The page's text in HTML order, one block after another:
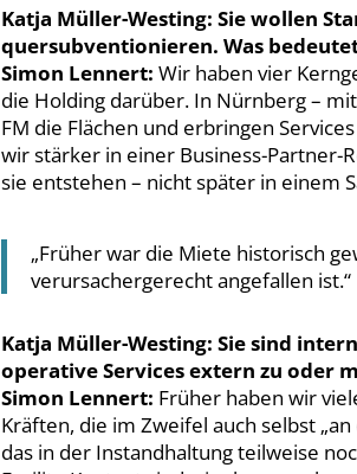
Katja Müller-Westing: Sie wollen
quersubventionieren. Was
Simon Lennert: Wir haben vier
die Holding darüber. In Nürnberg –
FM die Flächen und erbringen
wir stärker in einer Business-Partner-
sie entstehen – nicht später in einem
„Früher war die Miete historisch
verursachergerecht angefallen ist.“
Katja Müller-Westing: Sie sind
operative Services extern zu oder
Simon Lennert: Früher haben wir
Kräften, die im Zweifel auch selbst
das in der Instandhaltung teilweise